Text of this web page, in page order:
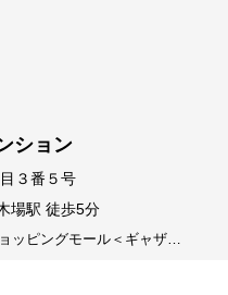
ション
３番５号
場駅 徒歩5分
ッピングモール＜ギャザ…